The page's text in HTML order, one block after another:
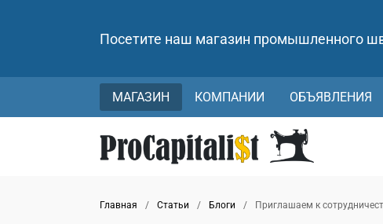
Посетите наш магазин промышленного
МАГАЗИН КОМПАНИИ ОБЪЯВЛЕНИЯ
Главная / Статьи / Блоги / Приглашаем к